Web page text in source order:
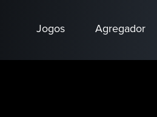
Jogos Agregador